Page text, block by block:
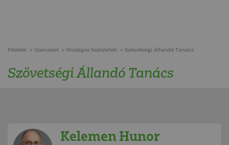
Főoldal Szervezet Országos testületek Szövetségi Állandó Tanács
Szövetségi Állandó Tanács
Kelemen Hunor